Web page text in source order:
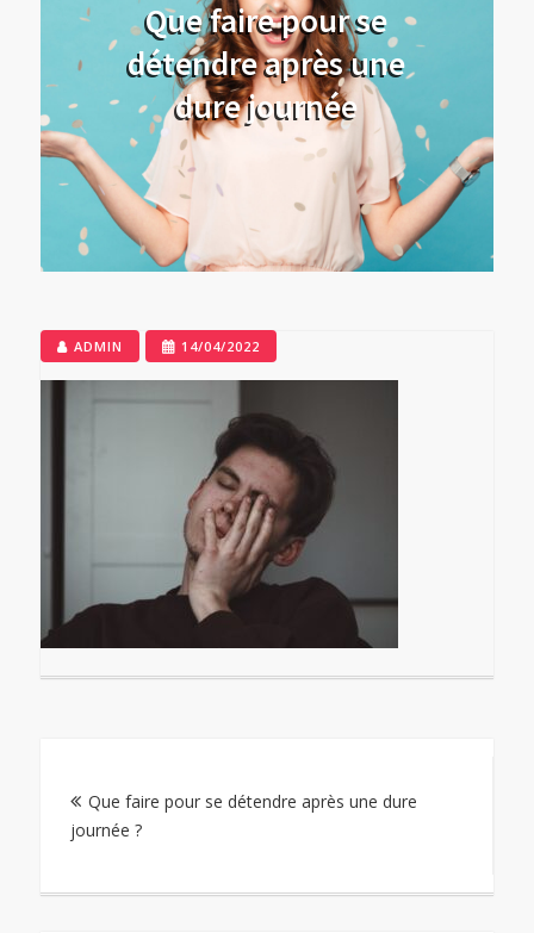
Que faire pour se
détendre après une
dure journée
ADMIN 14/04/2022
de
l’article
Que faire pour se détendre après une dure
journée ?